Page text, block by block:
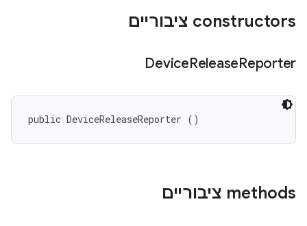
‫constructors ציבוריים
DeviceReleaseReporter
public DeviceReleaseReporter ()
‫methods ציבוריים